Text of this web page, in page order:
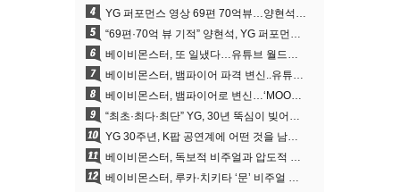
4 YG 퍼포먼스 영상 69편 70억뷰…양현석 제작 철학 통했다
5 “69편·70억 뷰 기적” 양현석, YG 퍼포먼스 비디오 100% 직접 만든 이유
6 베이비몬스터, 또 일냈다…유튜브 월드와이드 1위
7 베이비몬스터, 뱀파이어 파격 변신..유튜브 트렌딩 1위 직행
8 베이비몬스터, 뱀파이어로 변신…‘MOON’으로 찍은 3개월 프로젝트
9 “최초·최다·최단” YG, 30년 뚝심이 빚어낸 K팝 투어의 새 지평
10 YG 30주년, K팝 공연계에 어떤 것을 남겼나
11 베이비몬스터, 독보적 비주얼과 압도적 소화력..’MOON’
12 베이비몬스터, 루카·치키타 ‘문’ 비주얼 공개…절제된 카리스마·유니크 비주얼